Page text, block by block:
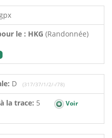
le : HKG (Randonnée)
D (317/37/1/2/-/78)
la trace: 5
Voir